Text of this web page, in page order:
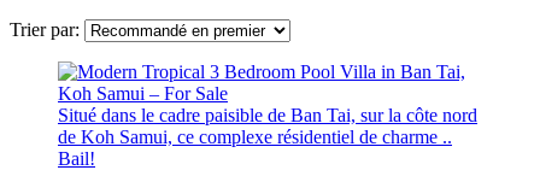
Trier par:
Situé dans le cadre paisible de Ban Tai, sur la côte nord
de Koh Samui, ce complexe résidentiel de charme ..
Bail!